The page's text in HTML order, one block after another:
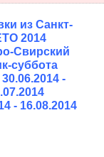
из Санкт-
2014
Свирский
суббота
-
- 16.08.2014